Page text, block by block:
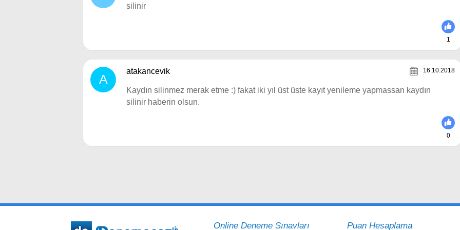
silinir
1
16.10.2018
A
atakancevik
Kaydın silinmez merak etme :) fakat iki yıl üst üste kayıt yenileme yapmassan kaydın
silinir haberin olsun.
0
Online Deneme Sınavları Puan Hesaplama